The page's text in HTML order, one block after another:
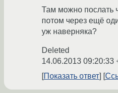
Там можно послать
потом через ещё
уж наверняка?
Deleted
14.06.2013 09:20:33
Показать ответ